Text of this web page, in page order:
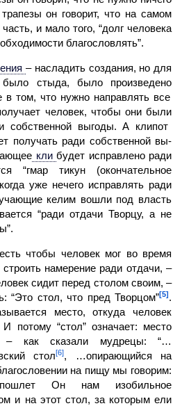
он говорит, что на самом
и мало того, “долг человека
благословлять”.
– насладить создания, но для
стыда, было произведено
в том, что нужно направлять все
человек, чтобы они были
собственной выгоды. А клипот
получать ради собственной вы­
кли будет исправлено ради
“гмар тикун (окончательное
уже нечего исправлять ради
келим вошли под власть
“ради отдачи Творцу, а не
чтобы человек мог во время
намерение ради отдачи, –
сидит перед столом сво­им, –
“Это стол, что пред Творцом”[5] .
место, откуда человек
потому “стол” означает: место
– как сказали мудрецы: “…
стол[6], …опирающийся на
на пищу мы говорим:
Он нам изобильное
и на этот стол, за которым ели